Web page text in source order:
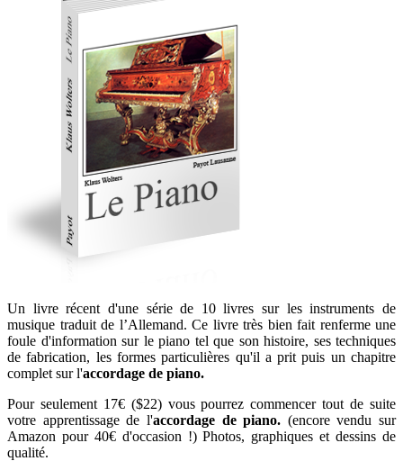
Un livre récent d'une série de 10 livres sur les instruments de
musique traduit de l’Allemand. Ce livre très bien fait renferme une
foule d'information sur le piano tel que son histoire, ses techniques
de fabrication, les formes particulières qu'il a prit puis un chapitre
complet sur l'accordage de piano.
Pour seulement 17€ ($22) vous pourrez commencer tout de suite
votre apprentissage de l'accordage de piano. (encore vendu sur
Amazon pour 40€ d'occasion !) Photos, graphiques et dessins de
qualité.